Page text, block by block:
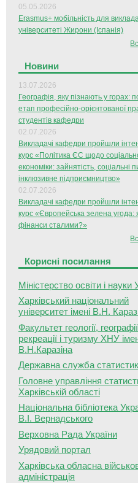
05.05.2026
Erasmus+ мобільність для
університеті Жирони (Іспанія)
Новини
13.07.2026
Географія, яку пізнають у горах:
етап професійно-орієнтованої
студентів кафедри
02.07.2026
Викладачі кафедри пройшли
курс «Політика ЄС щодо
економіки: зайнятість, соціальні
інклюзивне підприємництво»
02.07.2026
Викладачі кафедри пройшли
курс «Європейська зелена угода:
фінанси сталими?»
Корисні посилання
Міністерство освіти і науки
Харківський національний
університет імені В.Н.
Факультет геології,
рекреації і туризму ХНУ
В.Н.Каразіна
Державна служба
Головне управління
Харківській області
Національна бібліотека
В.І. Вернадського
Верховна Рада України
Урядовий портал
Харківська обласна
адміністрація